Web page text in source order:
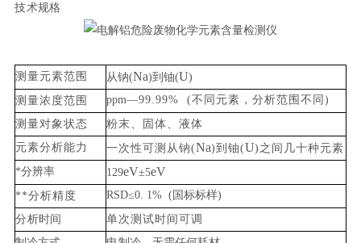
技术规格
测量元素范围 从钠(Na)到铀(U)
测量浓度范围
ppm—99.99% (不同元素，分析范围不同)
测量对象状态
粉末、固体、液体
元素分析能力 一次性可测从钠(Na)到铀(U)之间几十种元素
*分辨率
129eV±5eV
**分析精 度 RSD≤0. 1% (国标标样)
分析时间
单次测试时间可调